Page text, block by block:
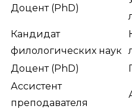
Доцент (PhD)
Кандидат
филологических наук
Доцент (PhD)
Ассистент
преподавателя